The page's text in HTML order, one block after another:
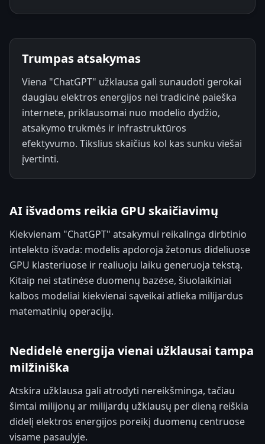
Trumpas atsakymas
Viena "ChatGPT" užklausa gali sunaudoti gerokai
daugiau elektros energijos nei tradicinė paieška
internete, priklausomai nuo modelio dydžio,
atsakymo trukmės ir infrastruktūros
efektyvumo. Tikslius skaičius kol kas sunku viešai
įvertinti.
AI išvadoms reikia GPU skaičiavimų
Kiekvienam "ChatGPT" atsakymui reikalinga dirbtinio
intelekto išvada: modelis apdoroja žetonus dideliuose
GPU klasteriuose ir realiuoju laiku generuoja tekstą.
Kitaip nei statinėse duomenų bazėse, šiuolaikiniai
kalbos modeliai kiekvienai sąveikai atlieka milijardus
matematinių operacijų.
Nedidelė energija vienai užklausai tampa
milžiniška
Atskira užklausa gali atrodyti nereikšminga, tačiau
šimtai milijonų ar milijardų užklausų per dieną reiškia
didelį elektros energijos poreikį duomenų centruose
visame pasaulyje.